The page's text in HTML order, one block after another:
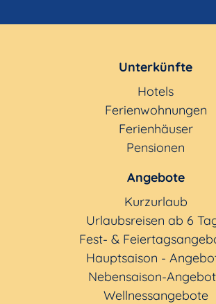
Unterkünfte
Hotels
Ferienwohnungen
Ferienhäuser
Pensionen
Angebote
Kurzurlaub
Urlaubsreisen ab 6
Fest- &
Hauptsaison -
Nebensaison-
Wellnessangebote